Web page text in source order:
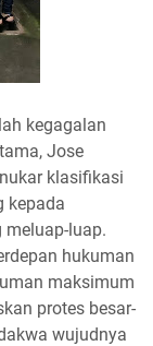
kegagalan
Jose
klasifikasi
kepada
luap.
hukuman
maksimum
protes besar-
wujudnya